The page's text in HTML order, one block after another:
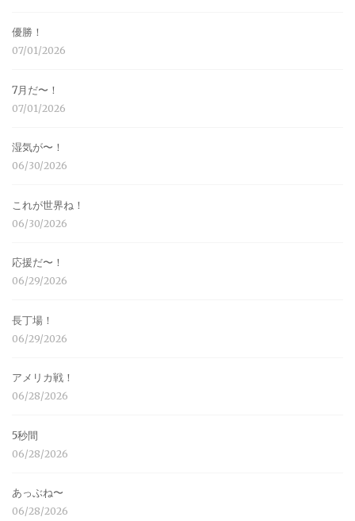
優勝！
07/01/2026
7月だ〜！
07/01/2026
湿気が〜！
06/30/2026
これが世界ね！
06/30/2026
応援だ〜！
06/29/2026
長丁場！
06/29/2026
アメリカ戦！
06/28/2026
5秒間
06/28/2026
あっぶね〜
06/28/2026